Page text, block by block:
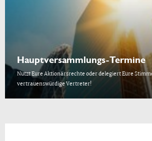
Hauptversammlungs-Termine
Nutzt Eure Aktionärsrechte oder delegiert Eure
vertrauenswürdige Vertreter!